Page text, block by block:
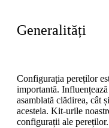
Generalități
Configurația pereților
importantă.
asamblată clădirea, cât
acesteia. Kit-urile
configurații ale pereților.